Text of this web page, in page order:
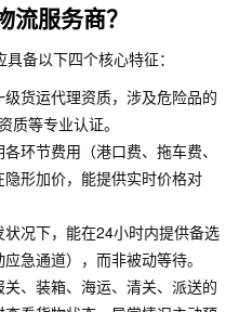
服务商？
备以下四个核心特征：
级货运代理资质，涉及危险品的
质等专业认证。
环节费用（港口费、拖车费、
形加价，能提供实时价格对
状况下，能在24小时内提供备选
急通道），而非被动等待。
关、装箱、海运、清关、派送的